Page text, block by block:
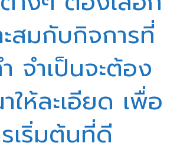
ะสมกับกิจการที่
ำ จำเป็นจะต้อง
ห้ละเอียด เพื่อ
เริ่มต้นที่ดี